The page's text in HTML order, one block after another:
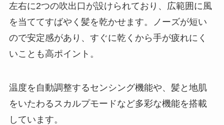
左右に2つの吹出口が設けられており、広範囲に風
を当ててすばやく髪を乾かせます。ノーズが短い
ので安定感があり、すぐに乾くから手が疲れにく
いことも高ポイント。
温度を自動調整するセンシング機能や、髪と地肌
をいたわるスカルプモードなど多彩な機能を搭載
しています。